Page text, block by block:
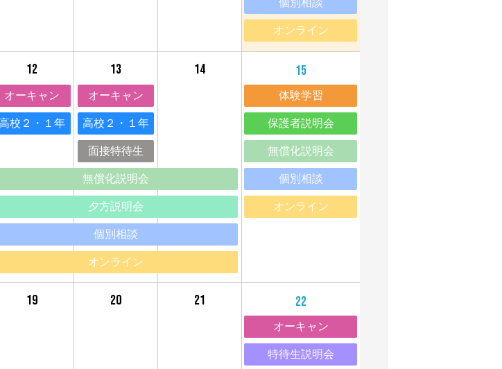
オンライン
12
オーキャン
校２・１年
無償化説明会
夕方説明会
個別相談
オンライン
13
オーキャン
高校２・１年
面接特待生
14 15
体験学習
保護者説明会
無償化説明会
個別相談
オンライン
19 20 21 22
オーキャン
特待生説明会